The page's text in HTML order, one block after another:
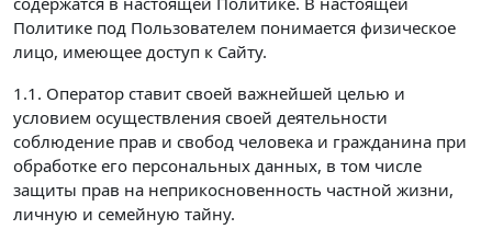
Политике под Пользователем понимается физическое
лицо, имеющее доступ к Сайту.
1.1. Оператор ставит своей важнейшей целью и
условием осуществления своей деятельности
соблюдение прав и свобод человека и гражданина при
обработке его персональных данных, в том числе
защиты прав на неприкосновенность частной жизни,
личную и семейную тайну.